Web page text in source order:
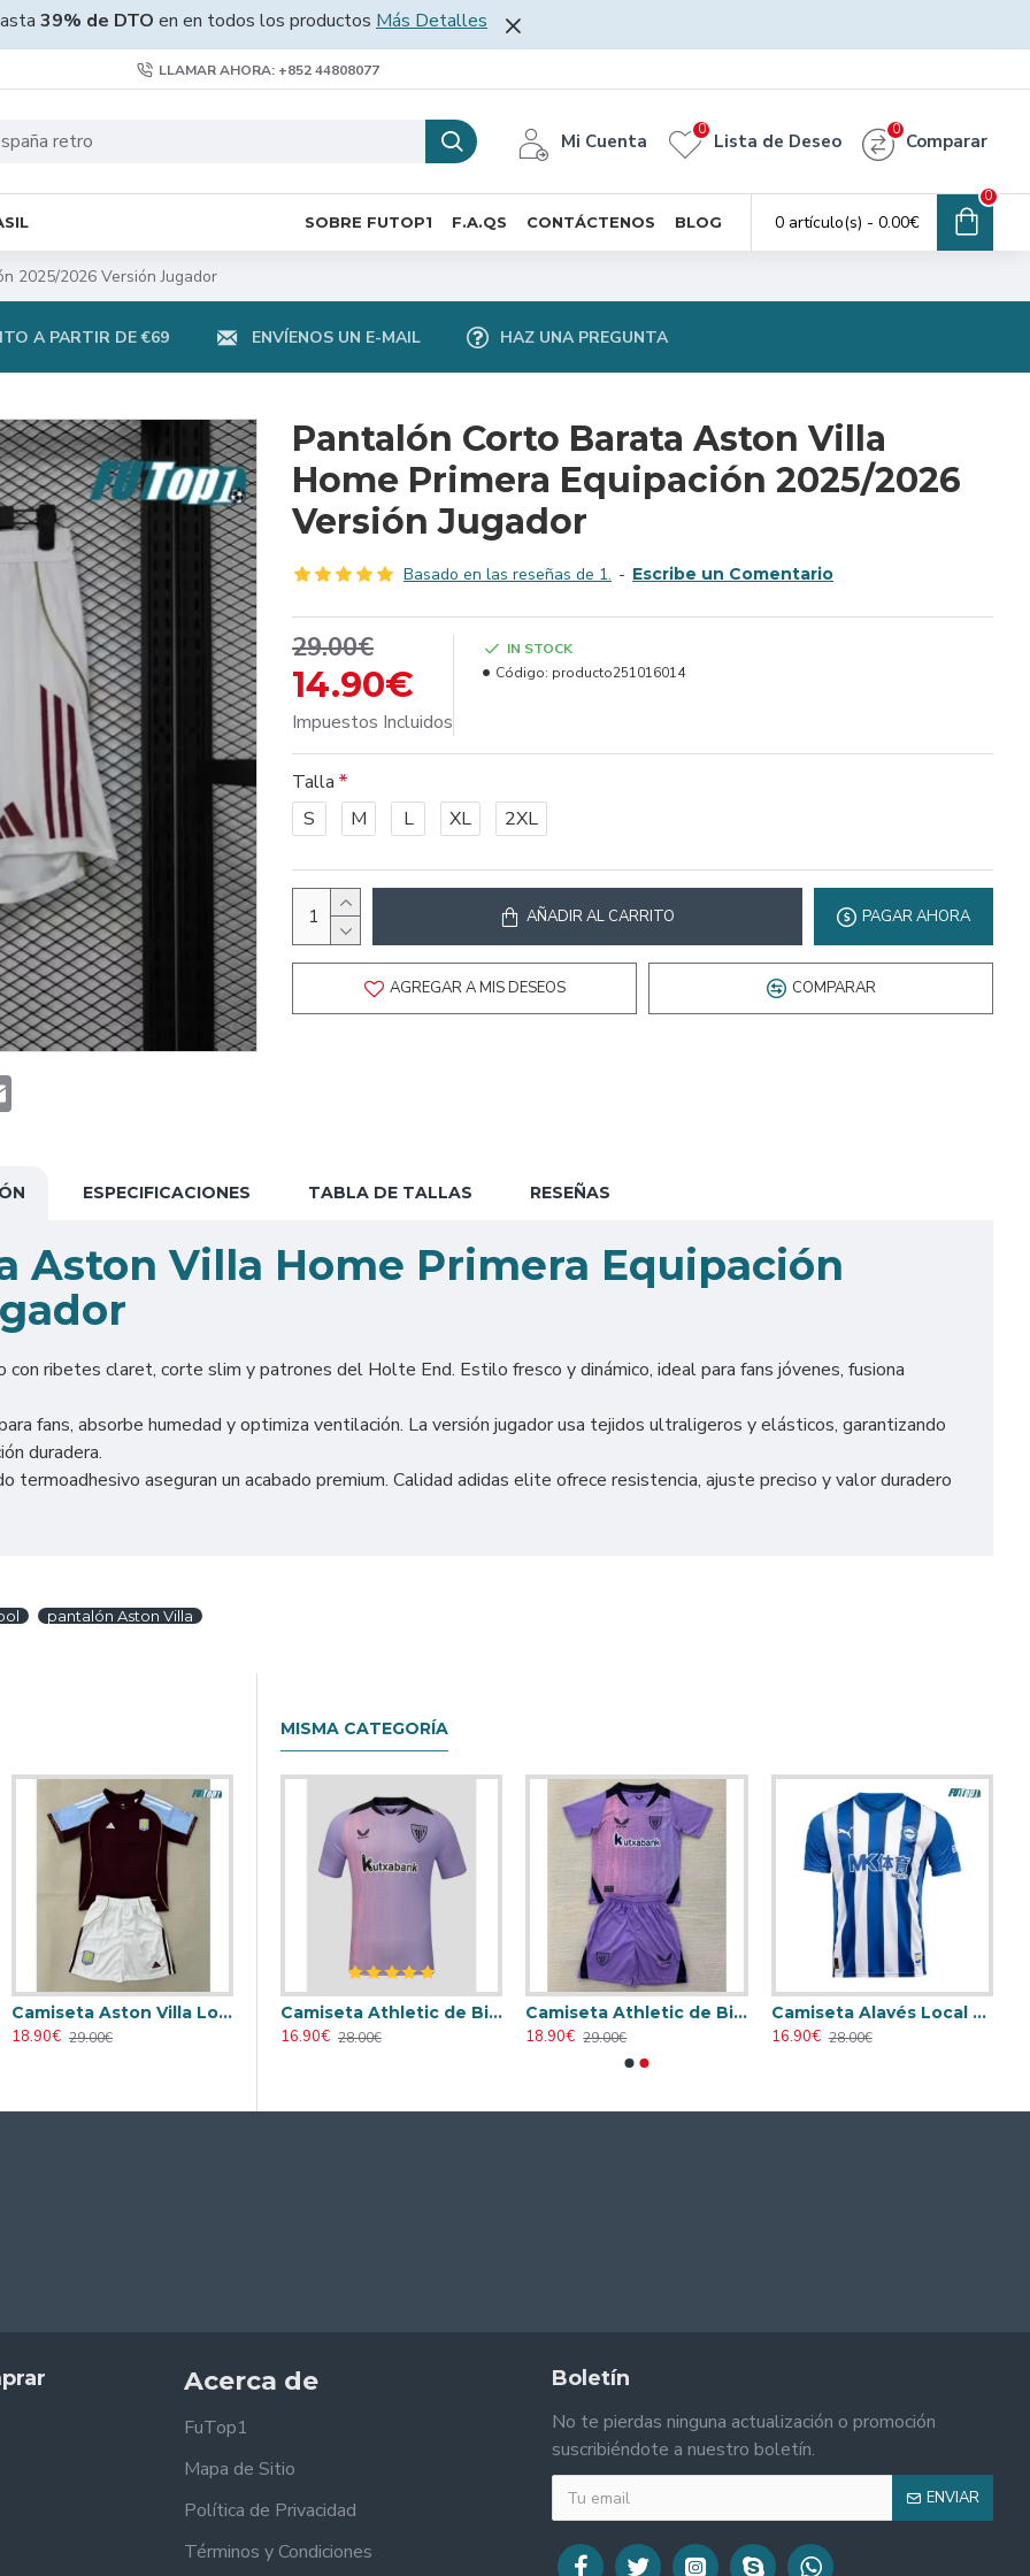
39% de DTO en en todos los productos Más Detalles
LLAMAR AHORA: +852 44808077
Mi Cuenta Lista de Deseo
0
Comparar
0
SOBRE FUTOP1 F.A.QS CONTÁCTENOS BLOG 0 artículo(s) - 0.00€
0
2025/2026 Versión Jugador
A PARTIR DE €69 ENVÍENOS UN E-MAIL HAZ UNA PREGUNTA
Email
Pantalón Corto Barata Aston Villa
Home Primera Equipación 2025/2026
Versión Jugador
Basado en las reseñas de 1. - Escribe un Comentario
14.90€
29.00€
Impuestos Incluidos
IN STOCK
Código: producto251016014
Talla
S
M L XL 2XL
AÑADIR AL CARRITO PAGAR AHORA
AGREGAR A MIS DESEOS COMPARAR
ESPECIFICACIONES TABLA DE TALLAS RESEÑAS
Aston Villa Home Primera Equipación
con ribetes claret, corte slim y patrones del Holte End. Estilo fresco y dinámico, ideal para fans jóvenes, fusiona
fans, absorbe humedad y optimiza ventilación. La versión jugador usa tejidos ultraligeros y elásticos, garantizando
duradera.
termoadhesivo aseguran un acabado premium. Calidad adidas elite ofrece resistencia, ajuste preciso y valor duradero
pantalón Aston Villa
Camiseta Aston Villa Local 2025/2026 Rojo Oscuro Niño Kit
18.90€ 29.00€
MISMA CATEGORÍA
23.90€ 31.00€
Camiseta Athletic de Bilbao 2024/2025 Alternativo
16.90€ 28.00€
Camiseta Athletic de Bilbao 2024/2025 Alternativo Niño Kit
18.90€ 29.00€
Camiseta Alavés Local 2025/2026 Azul/Blanco con Parche La Liga
16.90€ 28.00€
Acerca de
FuTop1
Mapa de Sitio
Política de Privacidad
Términos y Condiciones
Boletín
No te pierdas ninguna actualización o promoción
suscribiéndote a nuestro boletín.
ENVIAR